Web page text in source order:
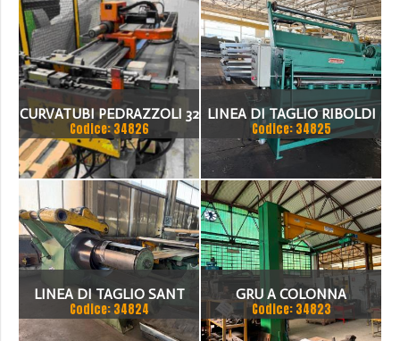
CURVATUBI PEDRAZZOLI 32
- 3 ASSI CNC
Codice: 34826
LINEA DI TAGLIO RIBOLDI
1500 X 2MM
Codice: 34825
LINEA DI TAGLIO SANT
1500 X 3 MM
Codice: 34824
GRU A COLONNA
PUPPINATO 1 TON
Codice: 34823